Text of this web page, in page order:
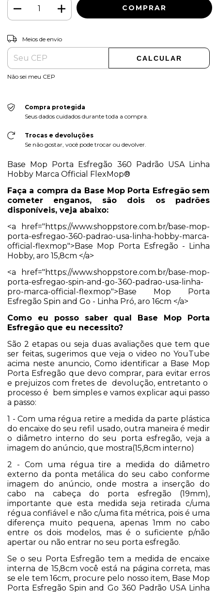
Entregas para o CEP:
Meios de envio
CALCULAR
Não sei meu CEP
Compra protegida
Seus dados cuidados durante toda a compra.
Trocas e devoluções
Se não gostar, você pode trocar ou devolver.
Base Mop Porta Esfregão 360 Padrão USA Linha
Hobby Marca Official FlexMop®
Faça a compra da Base Mop Porta Esfregão sem
cometer enganos, são dois os padrões
disponíveis, veja abaixo:
<a href="https://www.shoppstore.com.br/base-mop-
porta-esfregao-360-padrao-usa-linha-hobby-marca-
official-flexmop">Base Mop Porta Esfregão - Linha
Hobby, aro 15,8cm </a>
<a href="https://www.shoppstore.com.br/base-mop-
porta-esfregao-spin-and-go-360-padrao-usa-linha-
pro-marca-official-flexmop">Base Mop Porta
Esfregão Spin and Go - Linha Pró, aro 16cm </a>
Como eu posso saber qual Base Mop Porta
Esfregão que eu necessito?
São 2 etapas ou seja duas avaliações que tem que
ser feitas, sugerimos que veja o video no YouTube
acima neste anuncio, Como identificar a Base Mop
Porta Esfregão que devo comprar, para evitar erros
e prejuizos com fretes de devolução, entretanto o
processo é bem simples e vamos explicar aqui passo
a passo:
1 - Com uma régua retire a medida da parte plástica
do encaixe do seu refil usado, outra maneira é medir
o diâmetro interno do seu porta esfregão, veja a
imagem do anúncio, que mostra(15,8cm interno)
2 - Com uma régua tire a medida do diâmetro
externo da ponta metálica do seu cabo conforme
imagem do anúncio, onde mostra a inserção do
cabo na cabeça do porta esfregão (19mm),
importante que esta medida seja retirada c/uma
régua confiável e não c/uma fita métrica, pois é uma
diferença muito pequena, apenas 1mm no cabo
entre os dois modelos, mas é o suficiente p/não
apertar ou não entrar no seu porta esfregão.
Se o seu Porta Esfregão tem a medida de encaixe
interna de 15,8cm você está na página correta, mas
se ele tem 16cm, procure pelo nosso item, Base Mop
Porta Esfregão Spin and Go 360 Padrão USA Linha